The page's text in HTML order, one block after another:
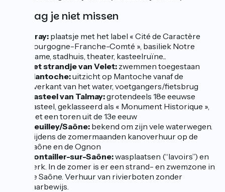
Dit mag je niet missen
Gray: plaatsje met het label « Cité de Caractère
Bourgogne-Franche-Comté », basiliek Notre
Dame, stadhuis, theater, kasteelruïne...
het strandje van Velet: zwemmen toegestaan
Mantoche:uitzicht op Mantoche vanaf de
overkant van het water, voetgangers/fietsbrug
Kasteel van Talmay:grotendeels 18e eeuwse
kasteel, geklasseerd als « Monument Historique »,
met een toren uit de 13e eeuw
Heuilley/Saône: bekend om zijn vele waterwegen.
Tijdens de zomermaanden kanoverhuur op de
Saône en de Ognon
Pontailler-sur-Saône:wasplaatsen (“lavoirs”) en
kerk. In de zomer is er een strand- en zwemzone in
de Saône. Verhuur van rivierboten zonder
vaarbewijs.